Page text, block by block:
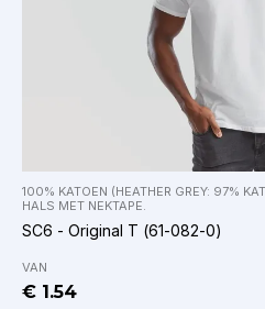
100% KATOEN (HEATHER GREY: 97%
HALS MET NEKTAPE.
SC6 - Original T (61-082-0)
VAN
€ 1.54